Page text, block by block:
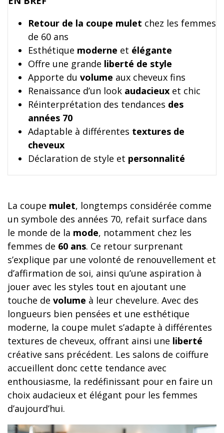
Retour de la coupe mulet chez les femmes
de 60 ans
Esthétique moderne et élégante
Offre une grande liberté de style
Apporte du volume aux cheveux fins
Renaissance d’un look audacieux et chic
Réinterprétation des tendances des
années 70
Adaptable à différentes textures de
cheveux
Déclaration de style et personnalité
La coupe mulet, longtemps considérée comme
un symbole des années 70, refait surface dans
le monde de la mode, notamment chez les
femmes de 60 ans. Ce retour surprenant
s’explique par une volonté de renouvellement et
d’affirmation de soi, ainsi qu’une aspiration à
jouer avec les styles tout en ajoutant une
touche de volume à leur chevelure. Avec des
longueurs bien pensées et une esthétique
moderne, la coupe mulet s’adapte à différentes
textures de cheveux, offrant ainsi une liberté
créative sans précédent. Les salons de coiffure
accueillent donc cette tendance avec
enthousiasme, la redéfinissant pour en faire un
choix audacieux et élégant pour les femmes
d’aujourd’hui.